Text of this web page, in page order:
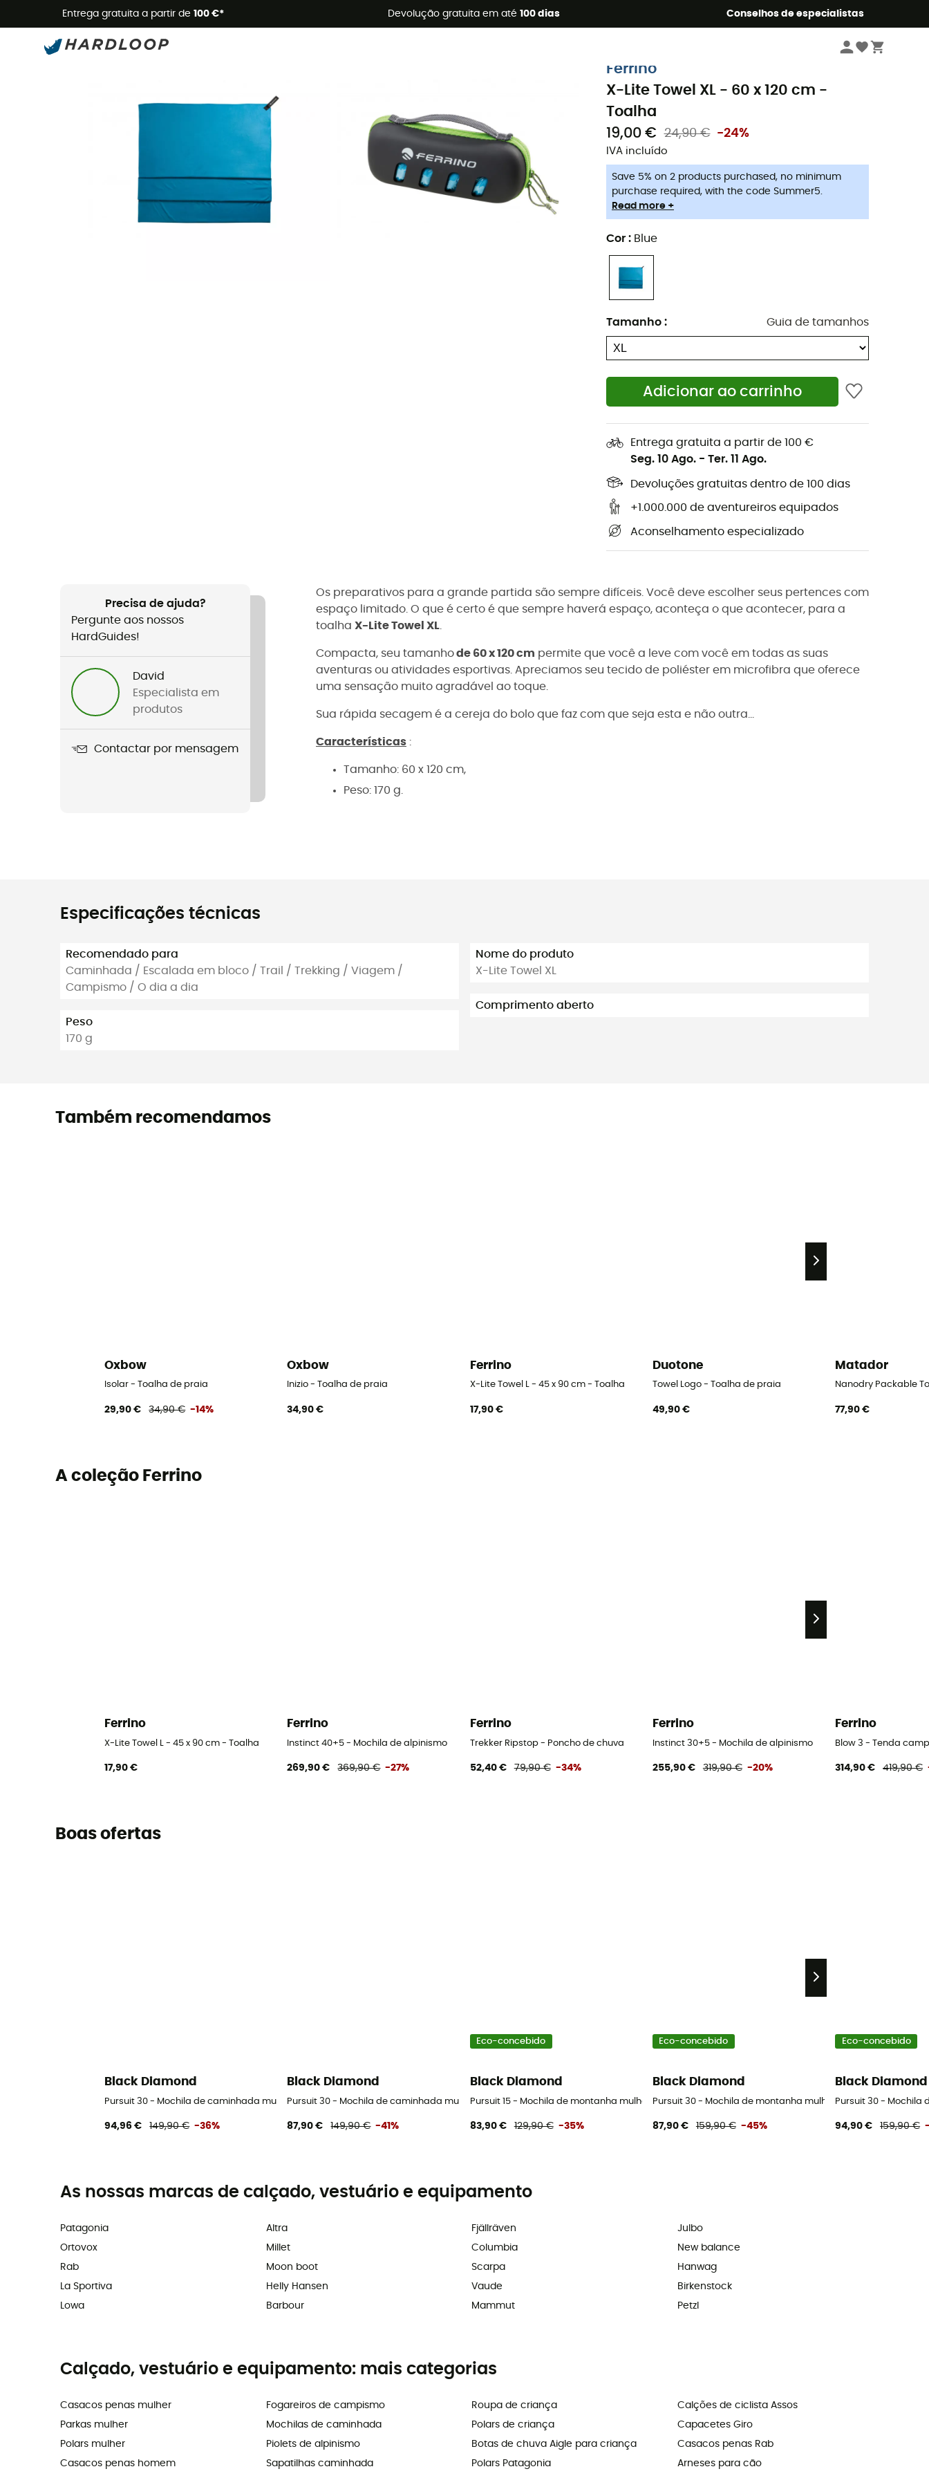
Entrega gratuita a partir de 100 €* Devolução gratuita em até 100 dias Conselhos de especialistas
Promoções de verão 🔥 -5% EXTRA a partir de 2 produtos* com o código Summer5
Ferrino
X-Lite Towel XL - 60 x 120 cm -
Toalha
19,00 €
24,90 € -24%
IVA incluído
Save 5% on 2 products purchased, no minimum
purchase required, with the code Summer5.
Read more +
Cor : Blue
Tamanho : Guia de tamanhos
Adicionar ao carrinho
Entrega gratuita a partir de 100 €
Seg. 10 Ago. - Ter. 11 Ago.
Devoluções gratuitas dentro de 100 dias
+1.000.000 de aventureiros equipados
Aconselhamento especializado
Precisa de ajuda?
Pergunte aos nossos
HardGuides!
David
Especialista em
produtos
Contactar por mensagem
Os preparativos para a grande partida são sempre difíceis. Você deve escolher seus pertences com
espaço limitado. O que é certo é que sempre haverá espaço, aconteça o que acontecer, para a
toalha X-Lite Towel XL
Compacta, seu tamanhode 60 x 120 cm permite que você a leve com você em todas as suas
aventuras ou atividades esportivas. Apreciamos seu tecido de poliéster em microfibra que oferece
uma sensação muito agradável ao toque.
Sua rápida secagem é a cereja do bolo que faz com que seja esta e não outra...
Características :
Tamanho: 60 x 120 cm,
Peso: 170 g.
Especificações técnicas
Recomendado para
Caminhada / Escalada em bloco / Trail / Trekking / Viagem /
Campismo / O dia a dia
Peso
170 g
Nome do produto
X-Lite Towel XL
Comprimento aberto
Também recomendamos
Oxbow
Isolar - Toalha de praia
29,90 € 34,90 € -14%
Oxbow
Inizio - Toalha de praia
34,90 €
Ferrino
X-Lite Towel L - 45 x 90 cm - Toalha
17,90 €
Duotone
Towel Logo - Toalha de praia
49,90 €
Matador
Nanodry Packable
77,90 €
A coleção Ferrino
Ferrino
X-Lite Towel L - 45 x 90 cm - Toalha
17,90 €
Ferrino
Instinct 40+5 - Mochila de alpinismo
269,90 € 369,90 € -27%
Ferrino
Trekker Ripstop - Poncho de chuva
52,40 € 79,90 € -34%
Ferrino
Instinct 30+5 - Mochila de alpinismo
255,90 € 319,90 € -20%
Ferrino
Blow 3 - Tenda
314,90 € 419,90 €
Boas ofertas
Black Diamond
Pursuit 30 - Mochila de caminhada mulher
94,96 € 149,90 € -36%
Black Diamond
Pursuit 30 - Mochila de caminhada mulher
87,90 € 149,90 € -41%
Eco-concebido
Black Diamond
Pursuit 15 - Mochila de montanha mulher
83,90 € 129,90 € -35%
Eco-concebido
Black Diamond
Pursuit 30 - Mochila de montanha mulher
87,90 € 159,90 € -45%
Eco-concebido
Black Diamond
Pursuit 30 - Mochila
94,90 € 159,90 €
As nossas marcas de calçado, vestuário e equipamento
Patagonia
Ortovox
Rab
La Sportiva
Lowa
Altra
Millet
Moon boot
Helly Hansen
Barbour
Fjällräven
Columbia
Scarpa
Vaude
Mammut
Julbo
New balance
Hanwag
Birkenstock
Petzl
Calçado, vestuário e equipamento: mais categorias
Casacos penas mulher
Parkas mulher
Polars mulher
Casacos penas homem
Fogareiros de campismo
Mochilas de caminhada
Piolets de alpinismo
Sapatilhas caminhada
Roupa de criança
Polars de criança
Botas de chuva Aigle para criança
Polars Patagonia
Calções de ciclista Assos
Capacetes Giro
Casacos penas Rab
Arneses para cão